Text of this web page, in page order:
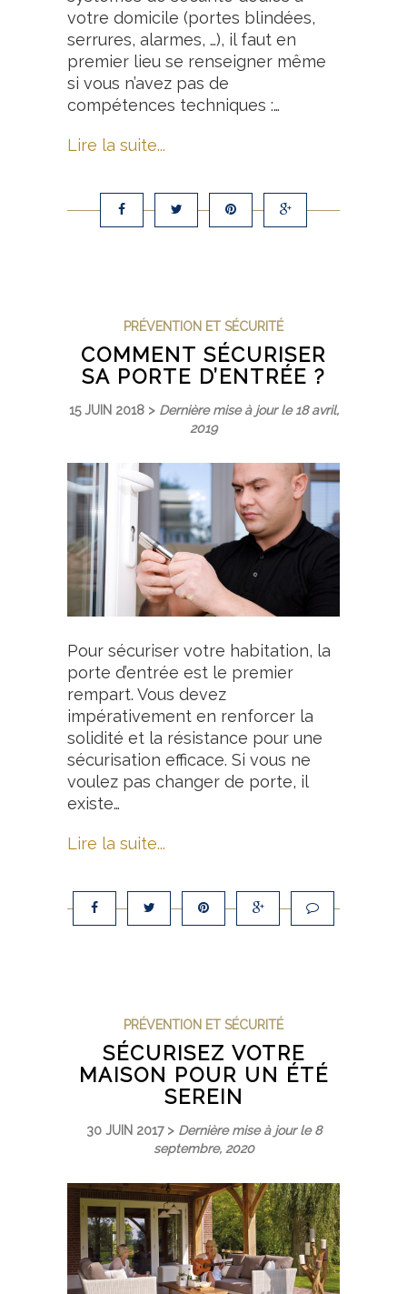
votre domicile (portes blindées,
serrures, alarmes, …), il faut en
premier lieu se renseigner même
si vous n’avez pas de
compétences techniques :…
Lire la suite...
PRÉVENTION ET SÉCURITÉ
COMMENT SÉCURISER
SA PORTE D’ENTRÉE ?
15 JUIN 2018 > Dernière mise à jour le 18 avril,
2019
Pour sécuriser votre habitation, la
porte d’entrée est le premier
rempart. Vous devez
impérativement en renforcer la
solidité et la résistance pour une
sécurisation efficace. Si vous ne
voulez pas changer de porte, il
existe…
Lire la suite...
PRÉVENTION ET SÉCURITÉ
SÉCURISEZ VOTRE
MAISON POUR UN ÉTÉ
SEREIN
30 JUIN 2017 > Dernière mise à jour le 8
septembre, 2020